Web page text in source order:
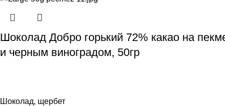
Шоколад Добро горький 72% какао на
и черным виноградом, 50гр
Шоколад, щербет